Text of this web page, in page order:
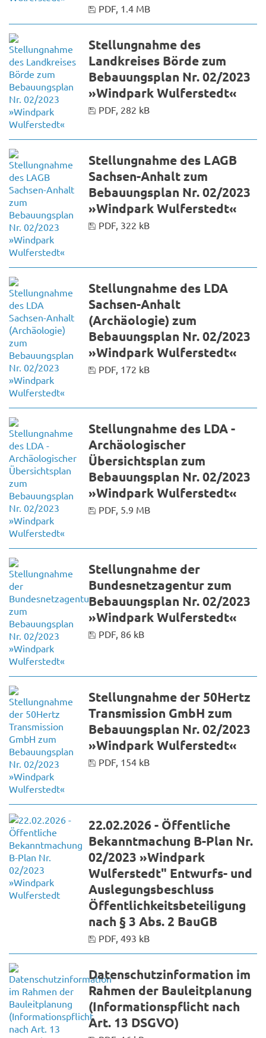
PDF, 1.4 MB
Stellungnahme des
Landkreises Börde zum
Bebauungsplan Nr. 02/2023
»Windpark Wulferstedt«
PDF, 282 kB
Stellungnahme des LAGB
Sachsen-Anhalt zum
Bebauungsplan Nr. 02/2023
»Windpark Wulferstedt«
PDF, 322 kB
Stellungnahme des LDA
Sachsen-Anhalt
(Archäologie) zum
Bebauungsplan Nr. 02/2023
»Windpark Wulferstedt«
PDF, 172 kB
Stellungnahme des LDA -
Archäologischer
Übersichtsplan zum
Bebauungsplan Nr. 02/2023
»Windpark Wulferstedt«
PDF, 5.9 MB
Stellungnahme der
Bundesnetzagentur zum
Bebauungsplan Nr. 02/2023
»Windpark Wulferstedt«
PDF, 86 kB
Stellungnahme der 50Hertz
Transmission GmbH zum
Bebauungsplan Nr. 02/2023
»Windpark Wulferstedt«
PDF, 154 kB
22.02.2026 - Öffentliche
Bekanntmachung B-Plan Nr.
02/2023 »Windpark
Wulferstedt" Entwurfs- und
Auslegungsbeschluss
Öffentlichkeitsbeteiligung
nach § 3 Abs. 2 BauGB
PDF, 493 kB
Datenschutzinformation im
Rahmen der Bauleitplanung
(Informationspflicht nach
Art. 13 DSGVO)